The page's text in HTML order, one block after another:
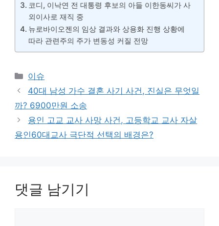
코디, 이낙연 전 대통령 후보의 아들 이한동씨가 사
외이사로 재직 중
뉴로바이오젠의 임상 결과와 상용화 진행 상황에
따라 관련주의 주가 변동성 커질 전망
카
테
리
이슈
40대 남성 가수 결혼 사기 사건, 진실은 무엇일
까? 6900만원 소송
용인 고교 교사 사망 사건, 고등학교 교사 자살
용인60대교사 극단적 선택의 배경은?
댓글 남기기